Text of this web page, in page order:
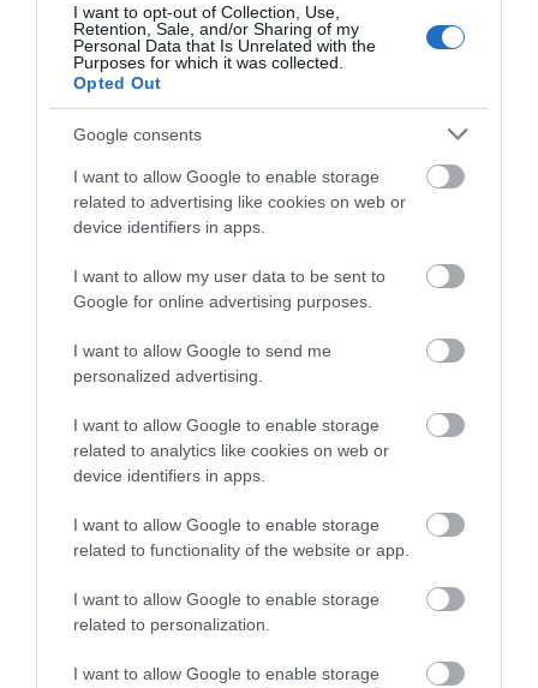
I want to opt-out of Collection, Use,
Retention, Sale, and/or Sharing of my
Personal Data that Is Unrelated with the
Purposes for which it was collected.
Opted Out
Google consents
I want to allow Google to enable storage
related to advertising like cookies on web or
device identifiers in apps.
I want to allow my user data to be sent to
Google for online advertising purposes.
I want to allow Google to send me
personalized advertising.
I want to allow Google to enable storage
related to analytics like cookies on web or
device identifiers in apps.
I want to allow Google to enable storage
related to functionality of the website or app.
I want to allow Google to enable storage
related to personalization.
I want to allow Google to enable storage
Μύκονος: Έψαχναν τσάντα και
Rolex αξίας 75.000 ευρώ – Η
ανακάλυψη κάτω από τα βράχια
05.08.2026 | 17:40
Τρόμος στην Εύβοια: Δύο
άγνωστοι εισέβαλαν σε σπίτι
μέσα στη νύχτα – Δείτε τι
05.08.2026 | 17:20
ΔΙΑΒΑΣΤΕ ΕΠΙΣΗΣ